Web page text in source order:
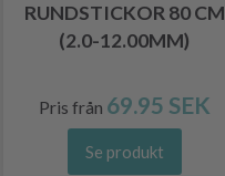
RUNDSTICKOR 80 CM
(2.0-12.00MM)
Pris från 69.95 SEK
Se produkt